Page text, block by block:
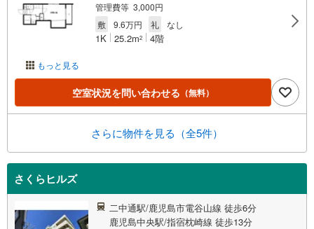
もっと見る
管理費等 3,000円
敷
9.6万円 礼 なし
1K 25.2m2 4階
空室状況を問い合わせる （無料）
さらに物件を見る（全5件）
さくらヒルズ
二中通駅/鹿児島市電谷山線 徒歩6分
鹿児島中央駅/指宿枕崎線 徒歩13分